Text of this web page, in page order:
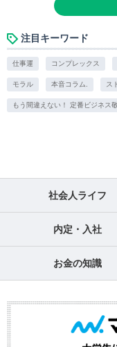
注目キーワード
仕事運 コンプレックス
モラル 本音コラム. ス
もう間違えない！ 定番ビジネス
社会人ライフ
内定・入社
お金の知識